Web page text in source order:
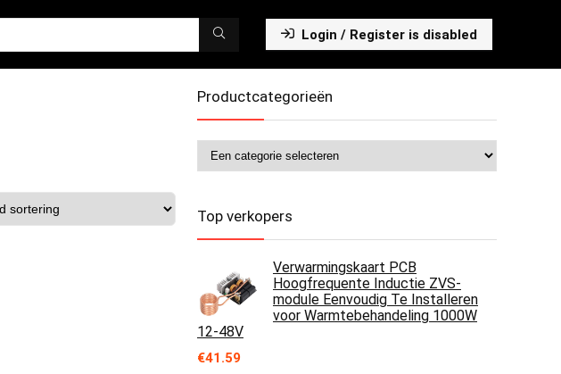
Login / Register is disabled
Productcategorieën
Top verkopers
Verwarmingskaart PCB
Hoogfrequente Inductie ZVS-
module Eenvoudig Te Installeren
voor Warmtebehandeling 1000W
12‑48V
€41.59